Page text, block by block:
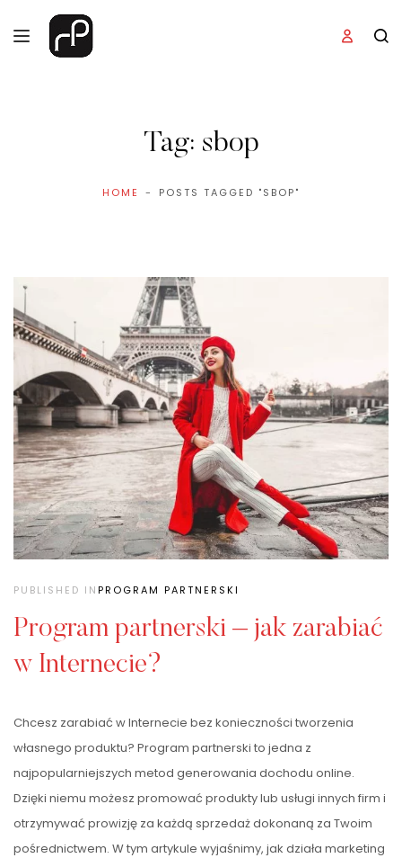
Tag: sbop
HOME POSTS TAGGED "SBOP"
PUBLISHED INPROGRAM PARTNERSKI
Program partnerski – jak zarabiać
w Internecie?
Chcesz zarabiać w Internecie bez konieczności tworzenia
własnego produktu? Program partnerski to jedna z
najpopularniejszych metod generowania dochodu online.
Dzięki niemu możesz promować produkty lub usługi innych firm i
otrzymywać prowizję za każdą sprzedaż dokonaną za Twoim
pośrednictwem. W tym artykule wyjaśnimy, jak działa marketing